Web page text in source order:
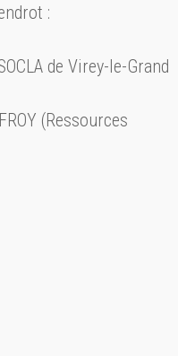
:
de Virey-le-Grand
(Ressources